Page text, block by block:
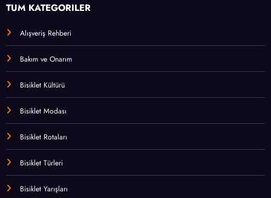
TÜM KATEGORİLER
Alışveriş Rehberi
Bakım ve Onarım
Bisiklet Kültürü
Bisiklet Modası
Bisiklet Rotaları
Bisiklet Türleri
Bisiklet Yarışları